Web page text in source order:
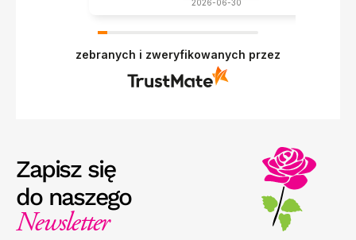
2026-06-30
zebranych i zweryfikowanych przez
Zapisz się
do naszego
Newsletter